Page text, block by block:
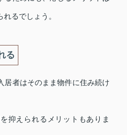
るでしょう。
る
居者はそのまま物件に住み続け
抑えられるメリットもありま